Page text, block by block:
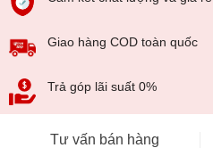
Giao hàng COD toàn quốc
Trả góp lãi suất 0%
Tư vấn bán hàng